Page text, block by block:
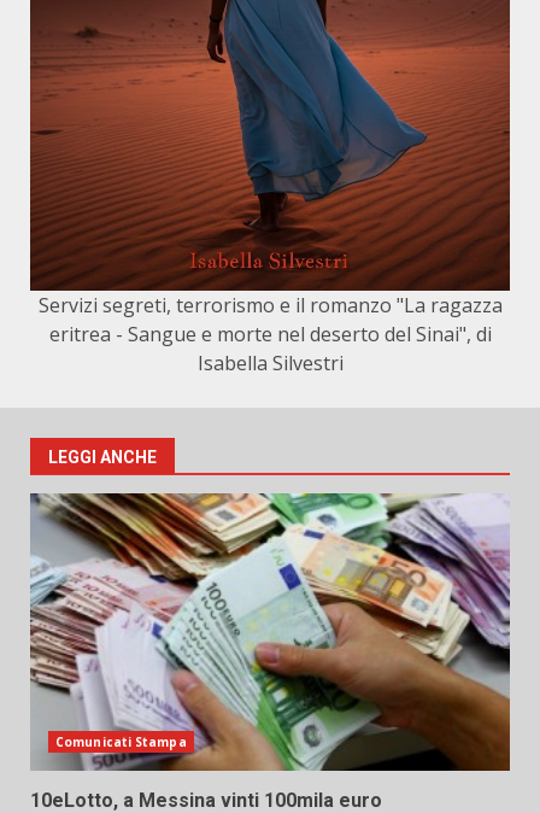
Servizi segreti, terrorismo e il romanzo "La ragazza
eritrea - Sangue e morte nel deserto del Sinai", di
Isabella Silvestri
LEGGI ANCHE
Comunicati Stampa
10eLotto, a Messina vinti 100mila euro